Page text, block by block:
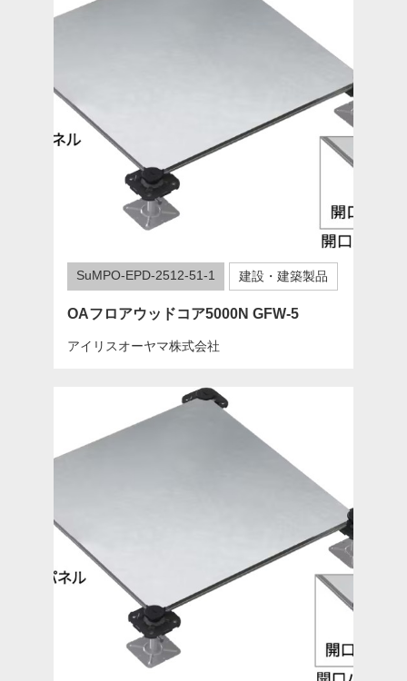
SuMPO-EPD-2512-51-1 建設・建築製品
OAフロアウッドコア5000N GFW-5
アイリスオーヤマ株式会社